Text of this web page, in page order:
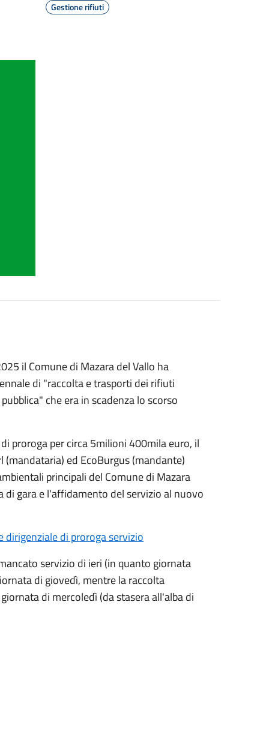
Gestione rifiuti
il Comune di Mazara del Vallo ha
di "raccolta e trasporti dei rifiuti
che era in scadenza lo scorso
proroga per circa 5milioni 400mila euro, il
ed EcoBurgus (mandante)
principali del Comune di Mazara
gara e l'affidamento del servizio al nuovo
dirigenziale di proroga servizio
servizio di ieri (in quanto giornata
di giovedì, mentre la raccolta
di mercoledì (da stasera all'alba di